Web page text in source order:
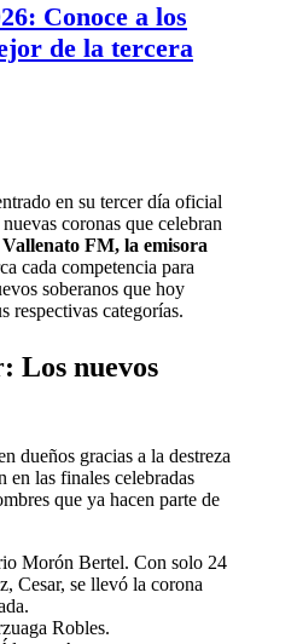
Conoce a los
de la tercera
en su tercer día oficial
coronas que celebran
Vallenato FM, la emisora
cada competencia para
soberanos que hoy
respectivas categorías.
Los nuevos
dueños gracias a la destreza
en las finales celebradas
que ya hacen parte de
Morón Bertel. Con solo 24
Cesar, se llevó la corona
Robles.